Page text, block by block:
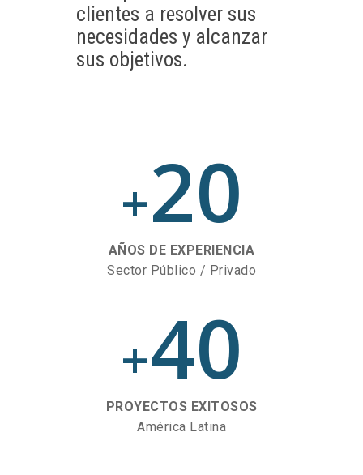
clientes a resolver sus
necesidades y alcanzar
sus objetivos.
+20
AÑOS DE EXPERIENCIA
Sector Público / Privado
+40
PROYECTOS EXITOSOS
América Latina